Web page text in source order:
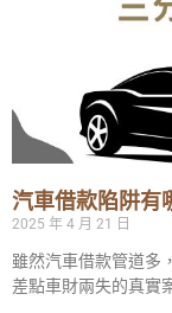
汽車借款陷阱有
2025 年 4 月 21 日
雖然汽車借款管道多
差點車財兩失的真實